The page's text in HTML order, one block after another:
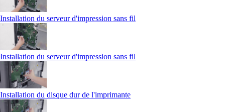
Installation du serveur d'impression sans fil
Installation du serveur d'impression sans fil
Installation du disque dur de l'imprimante